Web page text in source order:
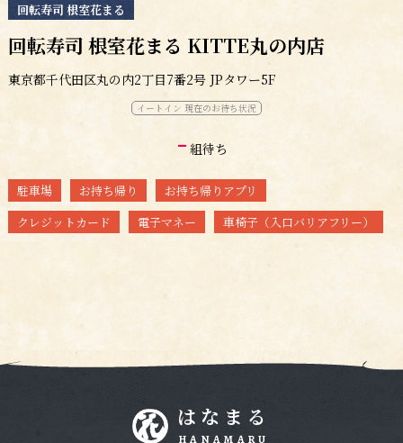
回転寿司 根室花まる KITTE丸の内店
回転寿司 根室花まる
東京都千代田区丸の内2丁目7番2号 JPタワー5F
イートイン 現在のお待ち状況
- 組待ち
駐車場 お持ち帰り
お持ち帰りアプリ
クレジットカード
電子マネー 車椅子（入口バリアフリー）
はなまる
HANAMARU